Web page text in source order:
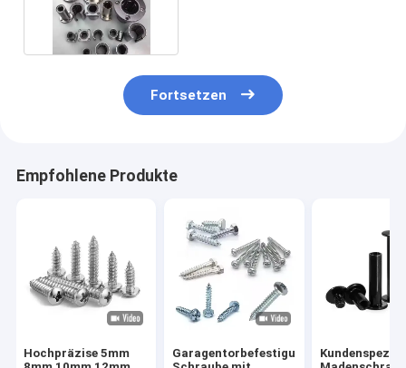
Fortsetzen
Empfohlene Produkte
Hochpräzise 5mm
Garagentorbefestigungen,